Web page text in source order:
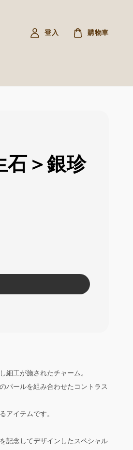
登入 購物車
石＞銀珍
細工が施されたチャーム。
パールを組み合わせたコントラス
アイテムです。
記念してデザインしたスペシャル